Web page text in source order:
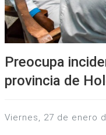
Preocupa
provincia de
viernes, 27 de enero